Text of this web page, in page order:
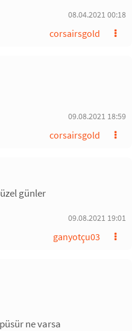
08.04.2021 00:18
corsairsgold
09.08.2021 18:59
corsairsgold
günler
09.08.2021 19:01
ganyotçu03
ne varsa